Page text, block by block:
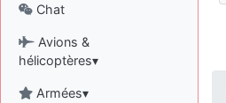
Chat
Avions &
hélicoptères▾
Armées▾